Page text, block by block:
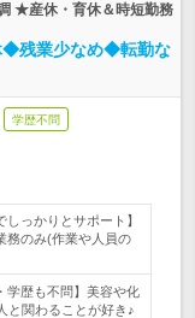
★産休・育休＆時短勤務
◆残業少なめ◆転勤な
学歴不問
しっかりとサポート】
務のみ(作業や人員の
学歴も不問】美容や化
と関わることが好き♪